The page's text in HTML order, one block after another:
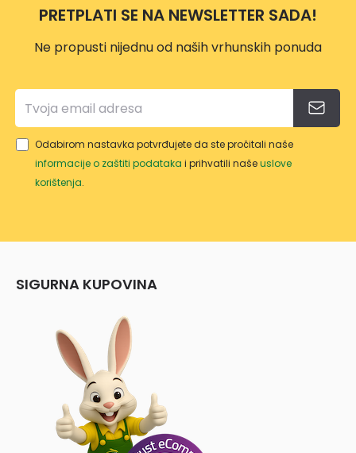
PRETPLATI SE NA NEWSLETTER SADA!
Ne propusti nijednu od naših vrhunskih ponuda
Odabirom nastavka potvrđujete da ste pročitali naše
informacije o zaštiti podataka i prihvatili našeuslove
korištenja.
SIGURNA KUPOVINA